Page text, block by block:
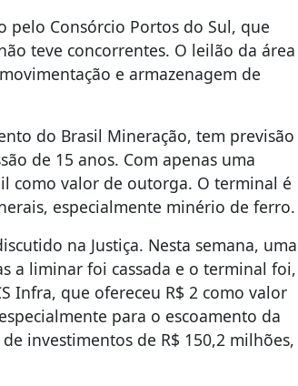
pelo Consórcio Portos do Sul, que
teve concorrentes. O leilão da área
e armazenagem de
do Brasil Mineração, tem previsão
de 15 anos. Com apenas uma
como valor de outorga. O terminal é
especialmente minério de ferro.
na Justiça. Nesta semana, uma
a liminar foi cassada e o terminal foi,
Infra, que ofereceu R$ 2 como valor
para o escoamento da
investimentos de R$ 150,2 milhões,